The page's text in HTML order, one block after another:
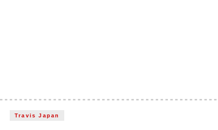
Travis Japan